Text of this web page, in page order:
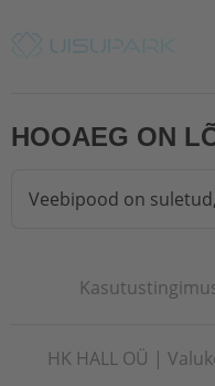
HOOAEG ON
Veebipood on
HK HALL OÜ |